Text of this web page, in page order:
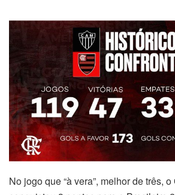
No jogo que “à vera”, melhor de três,